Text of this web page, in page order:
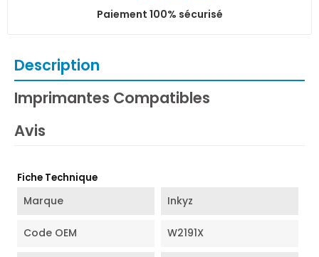
Paiement 100% sécurisé
Description
Imprimantes Compatibles
Avis
Fiche Technique
Marque Inkyz
Code OEM W2191X